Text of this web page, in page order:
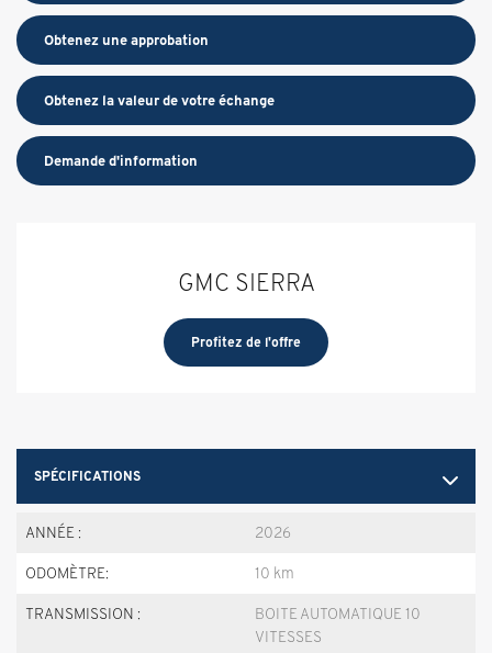
SPÉCIFICATIONS
ANNÉE : 2026
ODOMÈTRE: 10 km
TRANSMISSION :
BOITE AUTOMATIQUE 10
VITESSES
Obtenez une approbation
Obtenez la valeur de votre échange
Demande d'information
GMC SIERRA
Profitez de l'offre